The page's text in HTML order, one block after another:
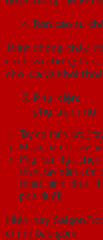
Ron cao su
Joint chống cháy
cánh và khung
cho lửa và khói
Phụ kiện:
phụ kiện như:
Tay co thủy lực (
Khóa, bản lề, tay
Phụ kiện lựa
thần, tay nắm cửa,
thoát hiểm đơn,
phía dưới)
Hiện nay
chính bao gồm: